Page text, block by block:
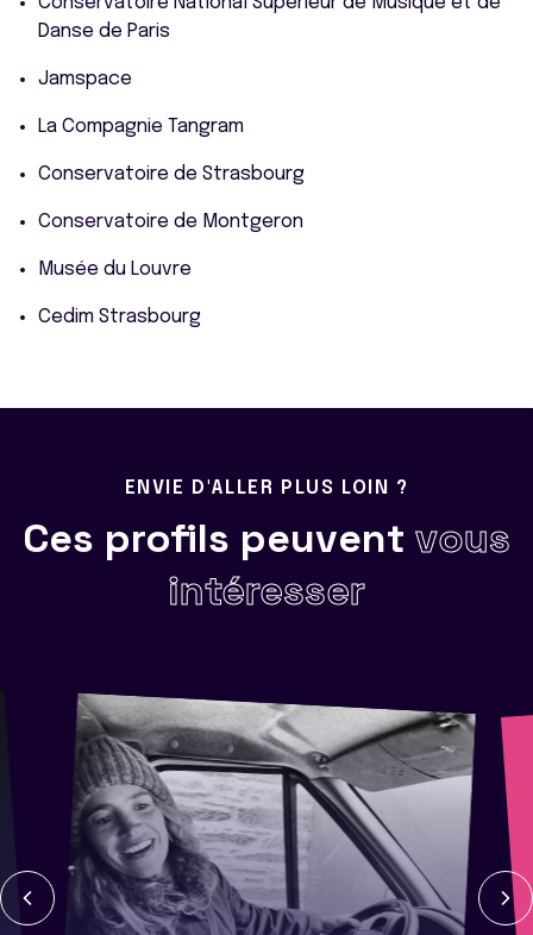
Danse de Paris
Jamspace
La Compagnie Tangram
Conservatoire de Strasbourg
Conservatoire de Montgeron
Musée du Louvre
Cedim Strasbourg
ENVIE D'ALLER PLUS LOIN ?
Ces profils peuvent vous
intéresser